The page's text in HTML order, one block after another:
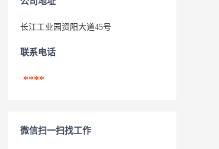
长江工业园资阳大道45号
联系电话
****
微信扫一扫找工作